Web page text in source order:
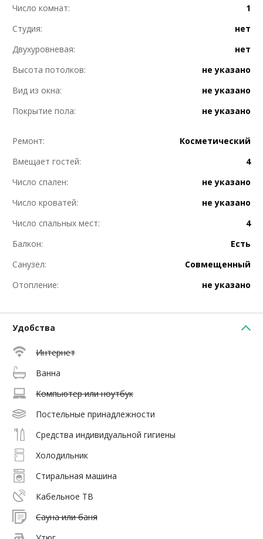
Число комнат:
1
Студия:
нет
Двухуровневая:
нет
Высота потолков:
не указано
Вид из окна:
не указано
Покрытие пола:
не указано
Ремонт:
Косметический
Вмещает гостей:
4
Число спален:
не указано
Число кроватей:
не указано
Число спальных мест:
4
Балкон:
Есть
Санузел:
Совмещенный
Отопление:
не указано
Удобства
Интернет
Ванна
Компьютер или ноутбук
Постельные принадлежности
Средства индивидуальной гигиены
Холодильник
Стиральная машина
Кабельное ТВ
Сауна или баня